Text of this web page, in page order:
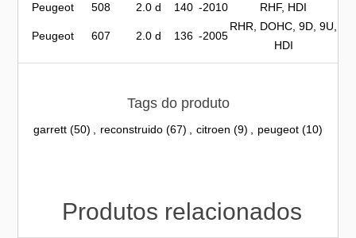
Peugeot
508 2.0 d 140 -2010 RHF, HDI
Peugeot 607 2.0 d 136 -2005
RHR, DOHC, 9D, 9U,
HDI
Tags do produto
garrett (50) reconstruido (67) citroen (9) peugeot (10)
Produtos relacionados